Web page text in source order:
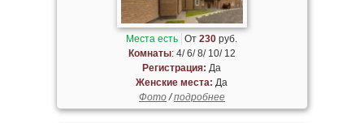
Места есть От230 руб.
Комнаты: 4/ 6/ 8/ 10/ 12
Регистрация: Да
Женские места: Да
Фото/подробнее